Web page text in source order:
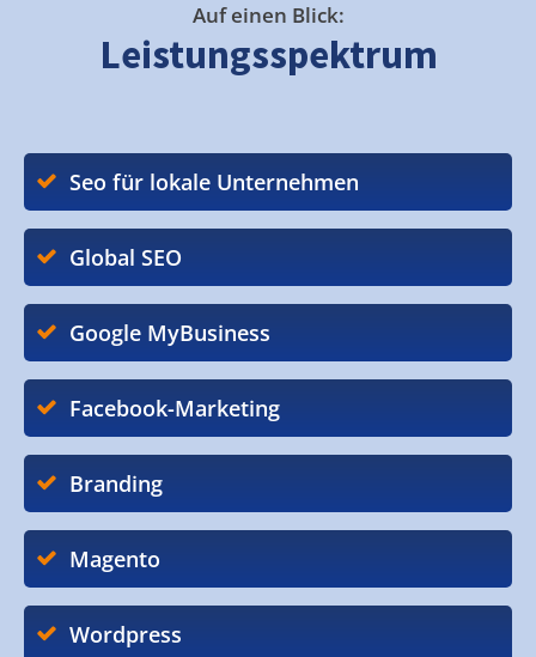
Auf einen Blick:
Leistungsspektrum
Seo für lokale Unternehmen
Global SEO
Google MyBusiness
Facebook-Marketing
Branding
Magento
Wordpress